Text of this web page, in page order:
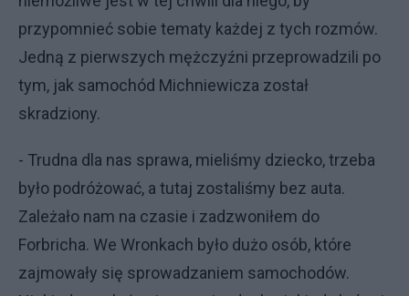
przypomnieć sobie tematy każdej z tych rozmów.
Jedną z pierwszych mężczyźni przeprowadzili po
tym, jak samochód Michniewicza został
skradziony.
- Trudna dla nas sprawa, mieliśmy dziecko, trzeba
było podróżować, a tutaj zostaliśmy bez auta.
Zależało nam na czasie i zadzwoniłem do
Forbricha. We Wronkach było dużo osób, które
zajmowały się sprowadzaniem samochodów.